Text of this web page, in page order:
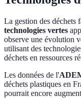
La gestion des déchets
technologies vertes
observe une évolution
utilisant des
déchets en ressources
Les données de l'
déchets plastiques en
pourrait encore